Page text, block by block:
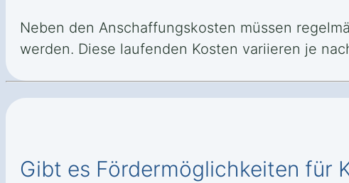
Neben den Anschaffungskosten müssen
werden. Diese laufenden Kosten variieren je
Gibt es Fördermöglichkeiten für